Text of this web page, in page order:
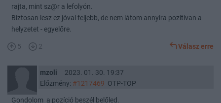
rajta, mint sz@r a lefolyón.
Biztosan lesz ez jóval feljebb, de nem látom annyira pozitívan a
helyzetet - egyelőre.
5 2 Válasz erre
mzoli
2023. 01. 30. 19:37
Előzmény: #1217469 OTP-TOP
Gondolom a pozíció beszél belőled.